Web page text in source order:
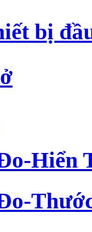
bị
Hiển